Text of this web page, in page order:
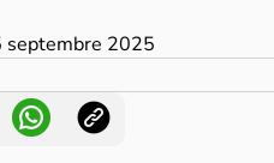
septembre 2025